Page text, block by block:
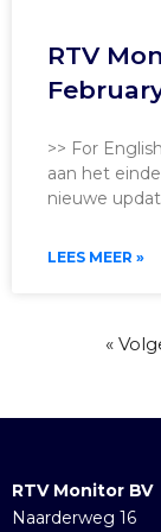
RTV
>> For
aan het
nieuwe
LEES MEER »
«
RTV Monitor BV
Naarderweg 16